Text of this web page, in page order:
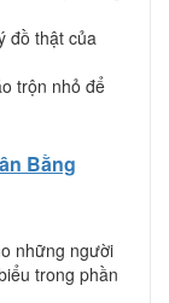
đồ thật của
trộn nhỏ để
Bằng
những người
trong phần